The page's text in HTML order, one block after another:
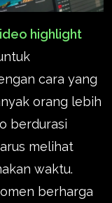
highlight
cara yang
orang lebih
berdurasi
melihat
waktu.
berharga